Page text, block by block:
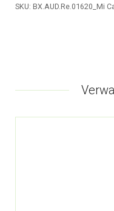
SKU: BX.AUD.Re.01620_Mi